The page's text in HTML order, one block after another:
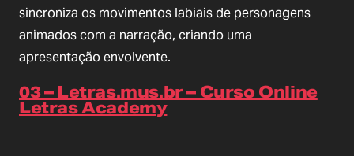
sincroniza os movimentos labiais de personagens
animados com a narração, criando uma
apresentação envolvente.
03 – Letras.mus.br – Curso Online
Letras Academy